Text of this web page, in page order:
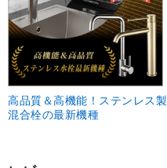
高品質＆高機能！ステンレス製
混合栓の最新機種